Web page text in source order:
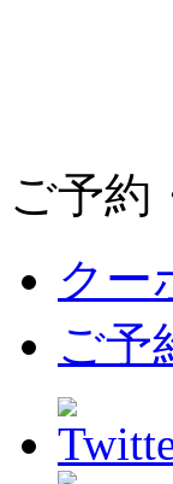
ご予約
クー
ご予